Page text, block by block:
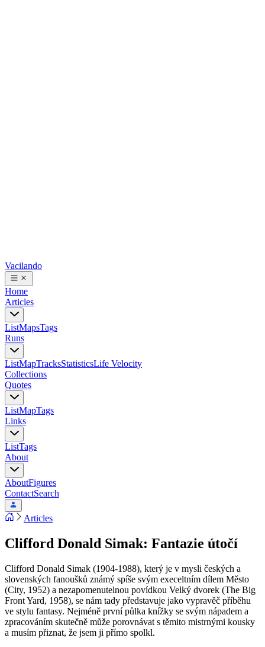
Vacilando
Home
Articles
ListMapsTags
Runs
ListMapTracksStatisticsLife Velocity
Collections
Quotes
ListMapTags
Links
ListTags
About
AboutFigures
ContactSearch
Articles
Clifford Donald Simak: Fantazie útočí
Clifford Donald Simak (1904-1988), který je v mysli českých a
slovenských fanoušků známý spíše svým execeltním dílem Město
(City, 1952) a nezapomenutelnou povídkou Velký dvorek (The Big
Front Yard, 1958), se nám tady představuje jako vypravěč příběhu
ve stylu fantasy. Nejméně první půlka knížky se svým nápadem a
zpracováním skutečně může porovnávat s těmito mistrnými kousky
a musím přiznat, že jsem ji přímo spolkl.